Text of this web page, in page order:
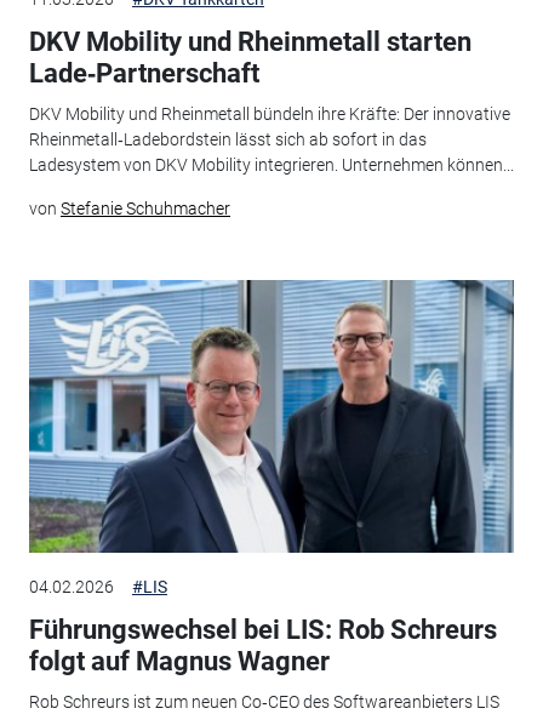
DKV Mobility und Rheinmetall starten
Lade‑Partnerschaft
DKV Mobility und Rheinmetall bündeln ihre Kräfte: Der innovative
Rheinmetall‑Ladebordstein lässt sich ab sofort in das
Ladesystem von DKV Mobility integrieren. Unternehmen können...
von Stefanie Schuhmacher
04.02.2026 #LIS
Führungswechsel bei LIS: Rob Schreurs
folgt auf Magnus Wagner
Rob Schreurs ist zum neuen Co‑CEO des Softwareanbieters LIS